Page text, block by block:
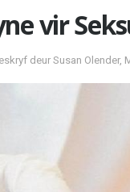
vir
deur Susan Olender,